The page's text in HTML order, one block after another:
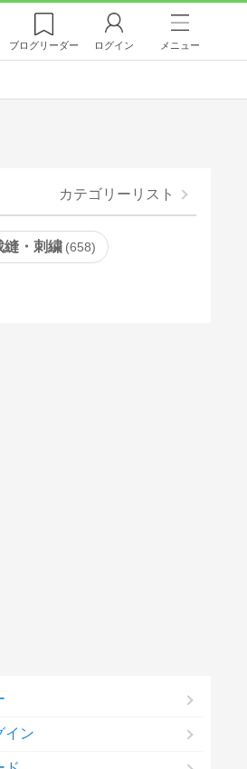
ブログリーダー ログイン メニュー
カテゴリーリスト
縫・刺繍 658
イン